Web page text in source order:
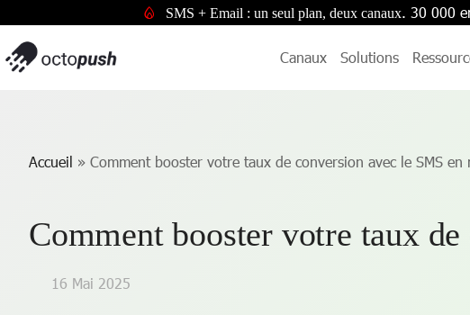
SMS + Email : un seul plan, deux canaux. 30 000
Canaux Solutions
Accueil » Comment booster votre taux de conversion avec le SMS en
Comment booster votre taux
16 Mai 2025